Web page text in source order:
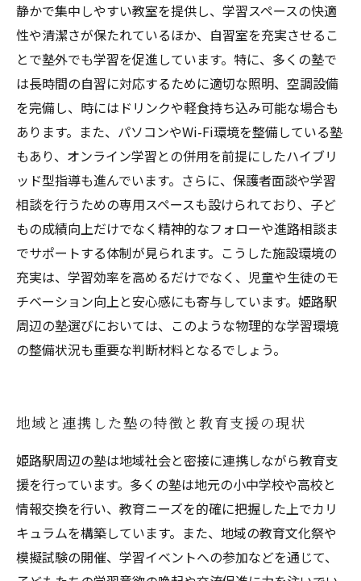
静かで集中しやすい教室を提供し、学習スペースの快適
性や清潔さが保たれているほか、自習室を充実させるこ
とで塾外でも学習を促進しています。特に、多くの塾で
は長時間の自習に対応するために適切な照明、空調設備
を完備し、時にはドリンクや軽食持ち込み可能な場合も
あります。また、パソコンやWi-Fi環境を整備している塾
もあり、オンライン学習との併用を前提にしたハイブリ
ッド型指導も進んでいます。さらに、保護者面談や学習
相談を行うための専用スペースも設けられており、子ど
もの成績向上だけでなく精神的なフォローや進路相談ま
でサポートする体制が見られます。こうした施設環境の
充実は、学習効率を高めるだけでなく、児童や生徒のモ
チベーション向上と安心感にも寄与しています。姫路駅
周辺の塾選びにおいては、このような物理的な学習環境
の整備状況も重要な判断材料となるでしょう。
地域と連携した塾の特徴と教育支援の現状
姫路駅周辺の塾は地域社会と密接に連携しながら教育支
援を行っています。多くの塾は地元の小中学校や高校と
情報交換を行い、教育ニーズを的確に把握した上でカリ
キュラムを構築しています。また、地域の教育文化祭や
模擬試験の開催、学習イベントへの参加などを通じて、